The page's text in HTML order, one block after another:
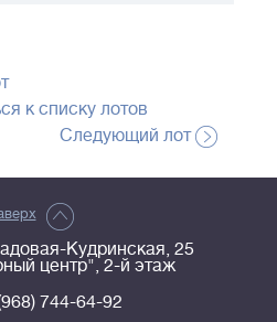
к списку лотов
Следующий лот
Кудринская, 25
центр", 2-й этаж
744-64-92